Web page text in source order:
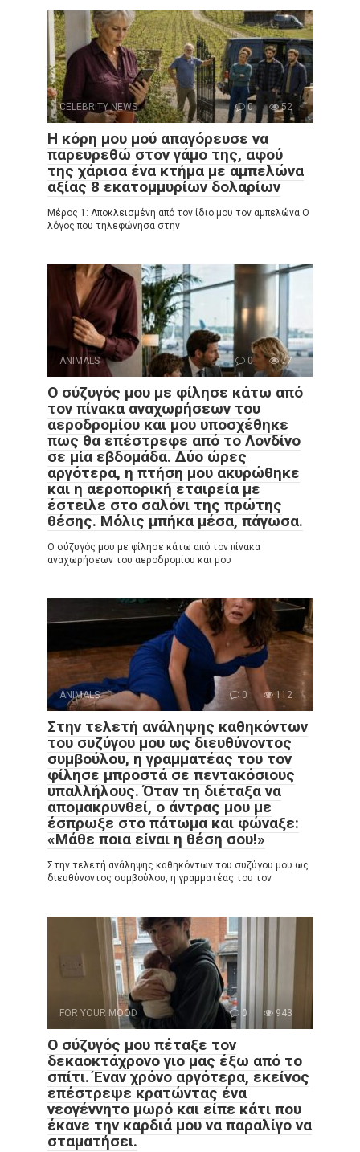
CELEBRITY NEWS 0 52
Η κόρη μου μού απαγόρευσε να
παρευρεθώ στον γάμο της, αφού
της χάρισα ένα κτήμα με αμπελώνα
αξίας 8 εκατομμυρίων δολαρίων
Μέρος 1: Αποκλεισμένη από τον ίδιο μου τον αμπελώνα Ο
λόγος που τηλεφώνησα στην
ANIMALS 0 77
Ο σύζυγός μου με φίλησε κάτω από
τον πίνακα αναχωρήσεων του
αεροδρομίου και μου υποσχέθηκε
πως θα επέστρεφε από το Λονδίνο
σε μία εβδομάδα. Δύο ώρες
αργότερα, η πτήση μου ακυρώθηκε
και η αεροπορική εταιρεία με
έστειλε στο σαλόνι της πρώτης
θέσης. Μόλις μπήκα μέσα, πάγωσα.
Ο σύζυγός μου με φίλησε κάτω από τον πίνακα
αναχωρήσεων του αεροδρομίου και μου
ANIMALS 0 112
Στην τελετή ανάληψης καθηκόντων
του συζύγου μου ως διευθύνοντος
συμβούλου, η γραμματέας του τον
φίλησε μπροστά σε πεντακόσιους
υπαλλήλους. Όταν τη διέταξα να
απομακρυνθεί, ο άντρας μου με
έσπρωξε στο πάτωμα και φώναξε:
«Μάθε ποια είναι η θέση σου!»
Στην τελετή ανάληψης καθηκόντων του συζύγου μου ως
διευθύνοντος συμβούλου, η γραμματέας του τον
FOR YOUR MOOD 0 943
Ο σύζυγός μου πέταξε τον
δεκαοκτάχρονο γιο μας έξω από το
σπίτι. Έναν χρόνο αργότερα, εκείνος
επέστρεψε κρατώντας ένα
νεογέννητο μωρό και είπε κάτι που
έκανε την καρδιά μου να παραλίγο να
σταματήσει.